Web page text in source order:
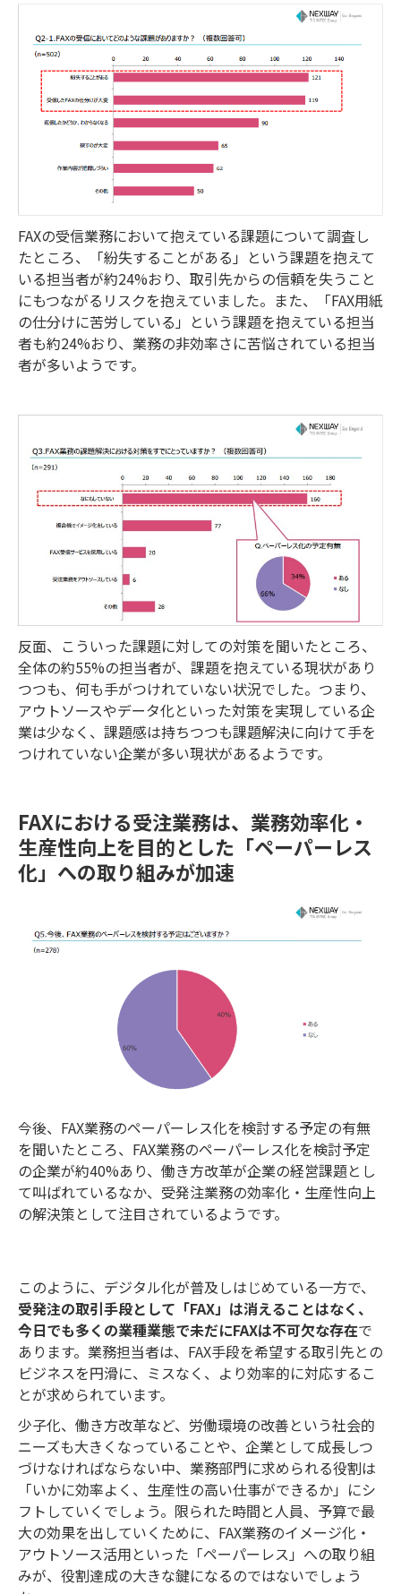
FAXの受信業務において抱えている課題について調査し
たところ、「紛失することがある」という課題を抱えて
いる担当者が約24%おり、取引先からの信頼を失うこと
にもつながるリスクを抱えていました。また、「FAX用紙
の仕分けに苦労している」という課題を抱えている担当
者も約24%おり、業務の非効率さに苦悩されている担当
者が多いようです。
反面、こういった課題に対しての対策を聞いたところ、
全体の約55%の担当者が、課題を抱えている現状があり
つつも、何も手がつけれていない状況でした。つまり、
アウトソースやデータ化といった対策を実現している企
業は少なく、課題感は持ちつつも課題解決に向けて手を
つけれていない企業が多い現状があるようです。
FAXにおける受注業務は、業務効率化・
生産性向上を目的とした「ペーパーレス
化」への取り組みが加速
今後、FAX業務のペーパーレス化を検討する予定の有無
を聞いたところ、FAX業務のペーパーレス化を検討予定
の企業が約40%あり、働き方改革が企業の経営課題とし
て叫ばれているなか、受発注業務の効率化・生産性向上
の解決策として注目されているようです。
このように、デジタル化が普及しはじめている一方で、
受発注の取引手段として「FAX」は消えることはなく、
今日でも多くの業種業態で未だにFAXは不可欠な存在で
あります。業務担当者は、FAX手段を希望する取引先との
ビジネスを円滑に、ミスなく、より効率的に対応するこ
とが求められています。
少子化、働き方改革など、労働環境の改善という社会的
ニーズも大きくなっていることや、企業として成長しつ
づけなければならない中、業務部門に求められる役割は
「いかに効率よく、生産性の高い仕事ができるか」にシ
フトしていくでしょう。限られた時間と人員、予算で最
大の効果を出していくために、FAX業務のイメージ化・
アウトソース活用といった「ペーパーレス」への取り組
みが、役割達成の大きな鍵になるのではないでしょう